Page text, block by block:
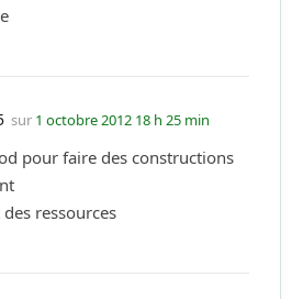
sur 1 octobre 2012 18 h 25 min
pour faire des constructions
ressources